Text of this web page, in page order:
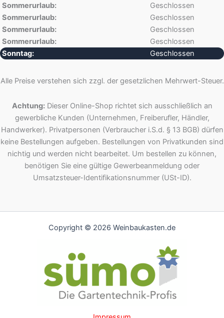
Sommerurlaub:
Geschlossen
Sommerurlaub:
Geschlossen
Sommerurlaub:
Geschlossen
Sommerurlaub:
Geschlossen
Sonntag:
Geschlossen
Alle Preise verstehen sich zzgl. der gesetzlichen Mehrwert-Steuer.
Achtung:Dieser Online-Shop richtet sich ausschließlich an
gewerbliche Kunden (Unternehmen, Freiberufler, Händler,
Handwerker). Privatpersonen (Verbraucher i.S.d. § 13 BGB) dürfen
keine Bestellungen aufgeben. Bestellungen von Privatkunden sind
nichtig und werden nicht bearbeitet. Um bestellen zu können,
benötigen Sie eine gültige Gewerbeanmeldung oder
Umsatzsteuer-Identifikationsnummer (USt-ID).
Copyright © 2026 Weinbaukasten.de